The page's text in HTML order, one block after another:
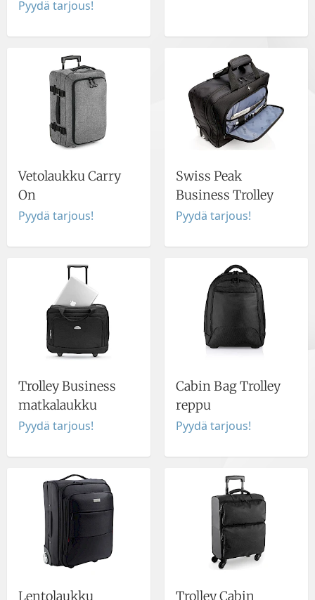
Pyydä tarjous!
Vetolaukku Carry
On
Pyydä tarjous!
Swiss Peak
Business Trolley
Pyydä tarjous!
Trolley Business
matkalaukku
Pyydä tarjous!
Cabin Bag Trolley
reppu
Pyydä tarjous!
Lentolaukku Trolley Cabin